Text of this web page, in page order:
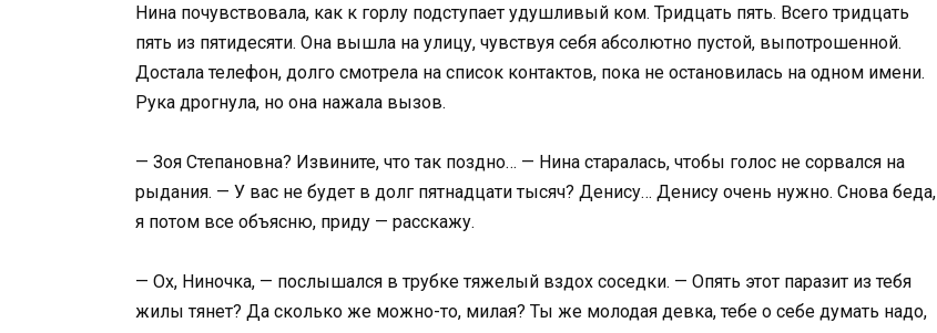
Нина почувствовала, как к горлу подступает удушливый ком. Тридцать пять. Всего тридцать
пять из пятидесяти. Она вышла на улицу, чувствуя себя абсолютно пустой, выпотрошенной.
Достала телефон, долго смотрела на список контактов, пока не остановилась на одном имени.
Рука дрогнула, но она нажала вызов.
— Зоя Степановна? Извините, что так поздно… — Нина старалась, чтобы голос не сорвался на
рыдания. — У вас не будет в долг пятнадцати тысяч? Денису… Денису очень нужно. Снова беда,
я потом все объясню, приду — расскажу.
— Ох, Ниночка, — послышался в трубке тяжелый вздох соседки. — Опять этот паразит из тебя
жилы тянет? Да сколько же можно-то, милая? Ты же молодая девка, тебе о себе думать надо,